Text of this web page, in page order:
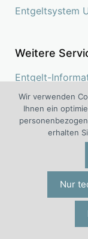
Entgeltsystem
Weitere
Entgelt-
Entgelt-
Entgelt-
Entgelt-
Entgelt-
Entgelt-
Entgelt-
Wir verwenden
Ihnen ein
erhalten
Nur